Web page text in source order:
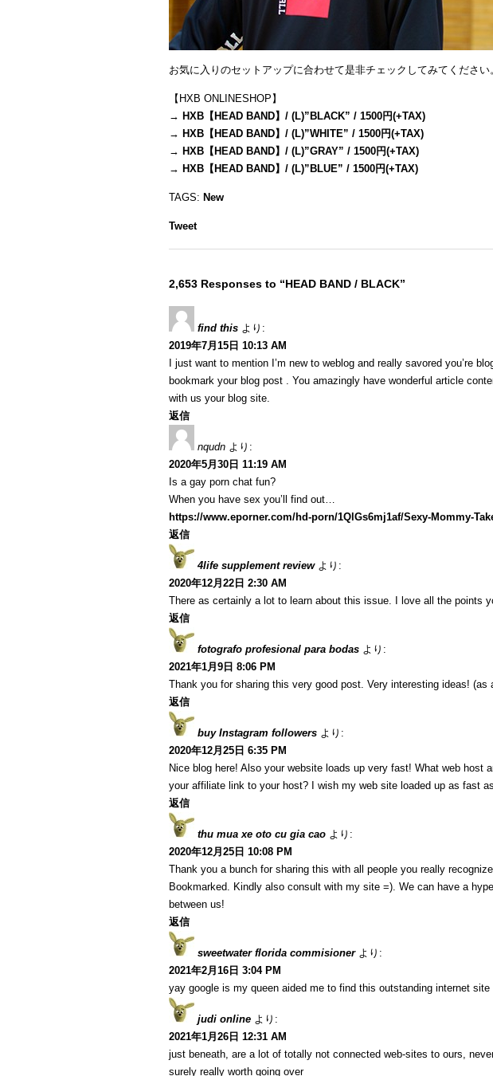
お気に入りのセットアップに合わせて是非チェックしてみてください
【HXB ONLINESHOP】
→ HXB【HEAD BAND】/ (L)”BLACK” / 1500円(+TAX)
→ HXB【HEAD BAND】/ (L)”WHITE” / 1500円(+TAX)
→ HXB【HEAD BAND】/ (L)”GRAY” / 1500円(+TAX)
→ HXB【HEAD BAND】/ (L)”BLUE” / 1500円(+TAX)
TAGS: New
Tweet
2,653 Responses to “HEAD BAND / BLACK”
find this より:
2019年7月15日 10:13 AM
I just want to mention I’m new to weblog and really savored you’re
bookmark your blog post . You amazingly have wonderful article
with us your blog site.
返信
nqudn より:
2020年5月30日 11:19 AM
Is a gay porn chat fun?
When you have sex you’ll find out…
https://www.eporner.com/hd-porn/1QlGs6mj1af/Sexy-Mommy-
返信
4life supplement review より:
2020年12月22日 2:30 AM
There as certainly a lot to learn about this issue. I love all the points
返信
fotografo profesional para bodas より:
2021年1月9日 8:06 PM
Thank you for sharing this very good post. Very interesting ideas! (as
返信
buy Instagram followers より:
2020年12月25日 6:35 PM
Nice blog here! Also your website loads up very fast! What web host
your affiliate link to your host? I wish my web site loaded up as fast
返信
thu mua xe oto cu gia cao より:
2020年12月25日 10:08 PM
Thank you a bunch for sharing this with all people you really
Bookmarked. Kindly also consult with my site =). We can have a
between us!
返信
sweetwater florida commisioner より:
2021年2月16日 3:04 PM
yay google is my queen aided me to find this outstanding internet site
judi online より:
2021年1月26日 12:31 AM
just beneath, are a lot of totally not connected web-sites to ours,
surely really worth going over